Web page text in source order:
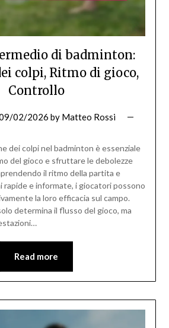
di badminton:
colpi, Ritmo di gioco,
Controllo
02/2026 by Matteo Rossi
dei colpi nel badminton è essenziale
del gioco e sfruttare le debolezze
il ritmo della partita e
rapide e informate, i giocatori possono
la loro efficacia sul campo.
determina il flusso del gioco, ma
Read more